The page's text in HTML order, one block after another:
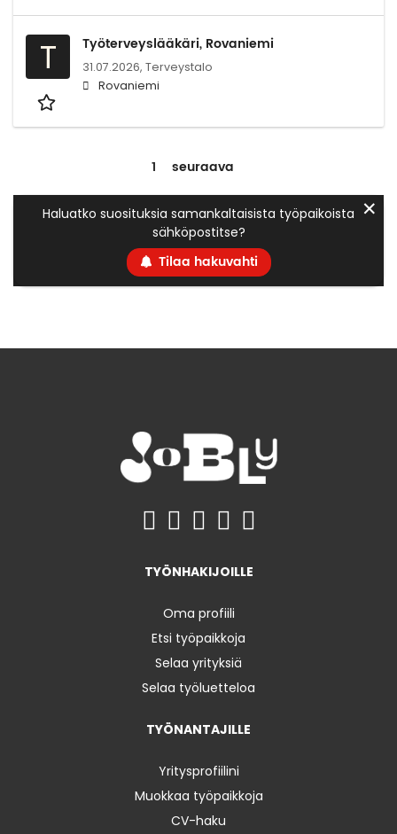
T Työterveyslääkäri, Rovaniemi
31.07.2026, Terveystalo
Rovaniemi
1 seuraava
Haluatko suosituksia samankaltaisista työpaikoista
sähköpostitse?
Tilaa hakuvahti
✕
TYÖNHAKIJOILLE
Oma profiili
Etsi työpaikkoja
Selaa yrityksiä
Selaa työluetteloa
TYÖNANTAJILLE
Yritysprofiilini
Muokkaa työpaikkoja
CV-haku